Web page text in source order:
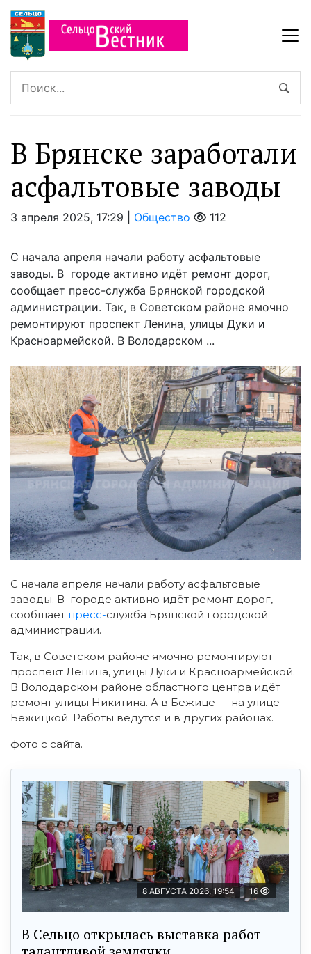
В Брянске заработали
асфальтовые заводы
3 апреля 2025, 17:29 | Общество 112
С начала апреля начали работу асфальтовые
заводы. В городе активно идёт ремонт дорог,
сообщает пресс-служба Брянской городской
администрации. Так, в Советском районе ямочно
ремонтируют проспект Ленина, улицы Дуки и
Красноармейской. В Володарском ...
С начала апреля начали работу асфальтовые
заводы. В городе активно идёт ремонт дорог,
сообщает пресс-служба Брянской городской
администрации.
Так, в Советском районе ямочно ремонтируют
проспект Ленина, улицы Дуки и Красноармейской.
В Володарском районе областного центра идёт
ремонт улицы Никитина. А в Бежице — на улице
Бежицкой. Работы ведутся и в других районах.
фото с сайта.
8 АВГУСТА 2026, 19:54 16
В Сельцо открылась выставка работ